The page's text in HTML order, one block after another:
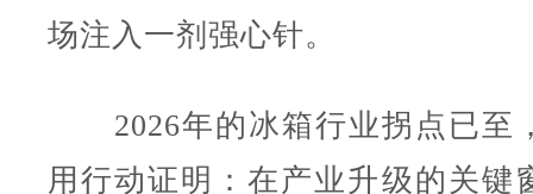
场注入一剂强心针。
2026年的冰箱行业拐点已至
用行动证明：在产业升级的关键